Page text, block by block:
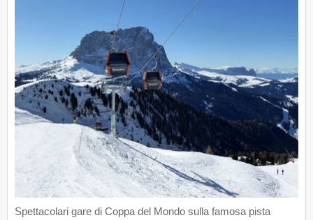
Spettacolari gare di Coppa del Mondo sulla famosa pista